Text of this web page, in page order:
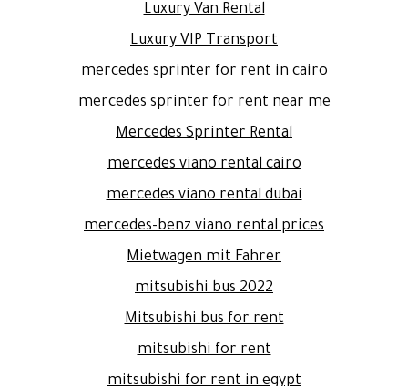
Luxury Van Rental
Luxury VIP Transport
mercedes sprinter for rent in cairo
mercedes sprinter for rent near me
Mercedes Sprinter Rental
mercedes viano rental cairo
mercedes viano rental dubai
mercedes-benz viano rental prices
Mietwagen mit Fahrer
mitsubishi bus 2022
Mitsubishi bus for rent
mitsubishi for rent
mitsubishi for rent in egypt